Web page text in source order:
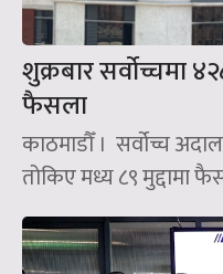
शुक्रबार सर्वोच्चमा
फैसला
काठमाडौँ । सर्वोच्च
तोकिए मध्य ८९ मुद्दामा